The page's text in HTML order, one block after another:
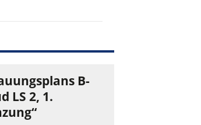
B-
LS 2, 1.